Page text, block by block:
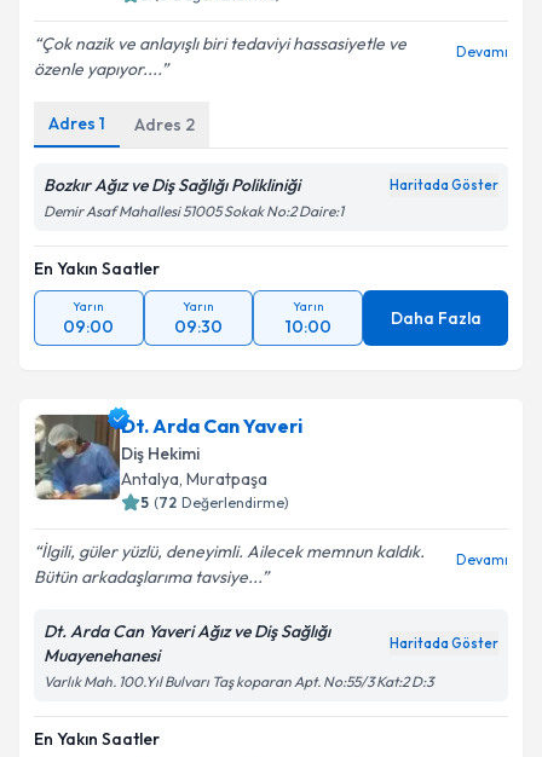
Çok nazik ve anlayışlı biri tedaviyi hassasiyetle ve
özenle yapıyor....
Devamı
Adres 1 Adres 2
Bozkır Ağız ve Diş Sağlığı Polikliniği Haritada Göster
Demir Asaf Mahallesi 51005 Sokak No:2 Daire:1
En Yakın Saatler
Yarın
09:00
Yarın
09:30
Yarın
10:00 Daha Fazla
Dt. Arda Can Yaveri
Diş Hekimi
Antalya, Muratpaşa
5 (72 Değerlendirme)
İlgili, güler yüzlü, deneyimli. Ailecek memnun kaldık.
Bütün arkadaşlarıma tavsiye...
Devamı
Dt. Arda Can Yaveri Ağız ve Diş Sağlığı
Muayenehanesi
Haritada Göster
Varlık Mah. 100.Yıl Bulvarı Taş koparan Apt. No:55/3 Kat:2 D:3
En Yakın Saatler